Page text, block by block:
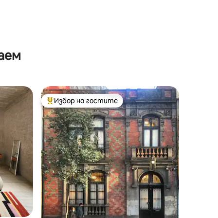
Най-популярен избор на гостите
Избор на гостите